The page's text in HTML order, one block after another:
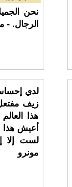
نحن
الرجال. -
لدي
زيف
هذا
أعيش هذا
لست إلا
مونرو